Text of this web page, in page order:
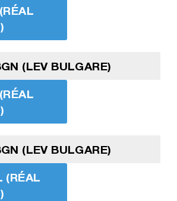
(LEV BULGARE)
(LEV BULGARE)
(RÉAL